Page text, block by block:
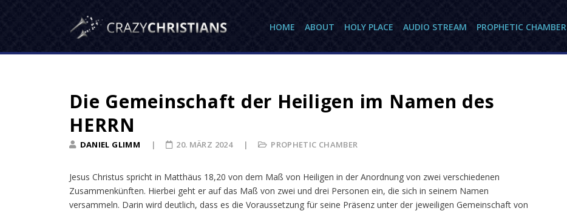
HOME ABOUT HOLY PLACE AUDIO STREAM PROPHETIC CHAMBER
Die Gemeinschaft der Heiligen im Namen des
HERRN
DANIEL GLIMM PROPHETIC CHAMBER
20. MÄRZ 2024
Jesus Christus spricht in Matthäus 18,20 von dem Maß von Heiligen in der Anordnung von zwei verschiedenen
Zusammenkünften. Hierbei geht er auf das Maß von zwei und drei Personen ein, die sich in seinem Namen
versammeln. Darin wird deutlich, dass es die Voraussetzung für seine Präsenz unter der jeweiligen Gemeinschaft von